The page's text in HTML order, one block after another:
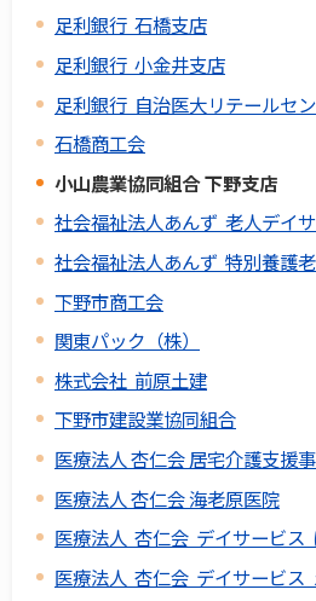
足利銀行 石橋支店
足利銀行 小金井支店
足利銀行 自治医大リテールセ
石橋商工会
小山農業協同組合 下野支店
社会福祉法人あんず 老人デイ
社会福祉法人あんず 特別養護
下野市商工会
関東パック（株）
株式会社 前原土建
下野市建設業協同組合
医療法人 杏仁会 居宅介護支援
医療法人 杏仁会 海老原医院
医療法人 杏仁会 デイサービス
医療法人 杏仁会 デイサービス